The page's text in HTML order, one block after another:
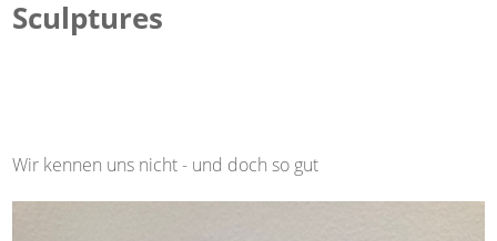
Sculptures
Wir kennen uns nicht - und doch so gut